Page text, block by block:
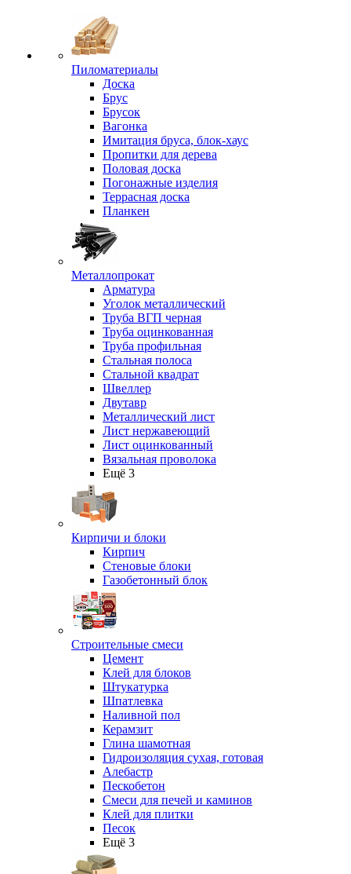
Пиломатериалы
Доска
Брус
Брусок
Вагонка
Имитация бруса, блок-хаус
Пропитки для дерева
Половая доска
Погонажные изделия
Террасная доска
Планкен
Металлопрокат
Арматура
Уголок металлический
Труба ВГП черная
Труба оцинкованная
Труба профильная
Стальная полоса
Стальной квадрат
Швеллер
Двутавр
Металлический лист
Лист нержавеющий
Лист оцинкованный
Вязальная проволока
Ещё 3
Кирпичи и блоки
Кирпич
Стеновые блоки
Газобетонный блок
Строительные смеси
Цемент
Клей для блоков
Штукатурка
Шпатлевка
Наливной пол
Керамзит
Глина шамотная
Гидроизоляция сухая, готовая
Алебастр
Пескобетон
Смеси для печей и каминов
Клей для плитки
Песок
Ещё 3